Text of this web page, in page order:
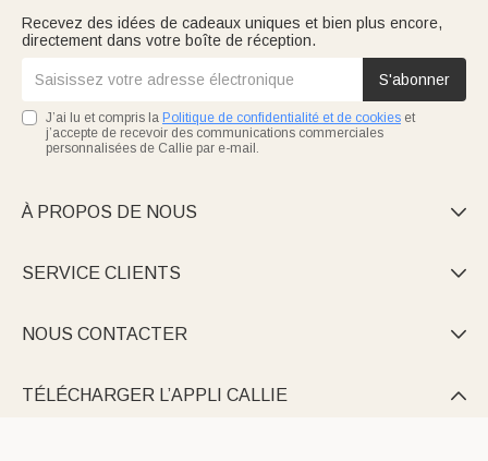
Recevez des idées de cadeaux uniques et bien plus encore,
directement dans votre boîte de réception.
S'abonner
J’ai lu et compris la Politique de confidentialité et de cookies et
j’accepte de recevoir des communications commerciales
personnalisées de Callie par e-mail.
À PROPOS DE NOUS 
SERVICE CLIENTS 
NOUS CONTACTER 
TÉLÉCHARGER L’APPLI CALLIE 